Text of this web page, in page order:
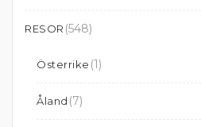
RESOR (548)
Österrike (1)
Åland (7)